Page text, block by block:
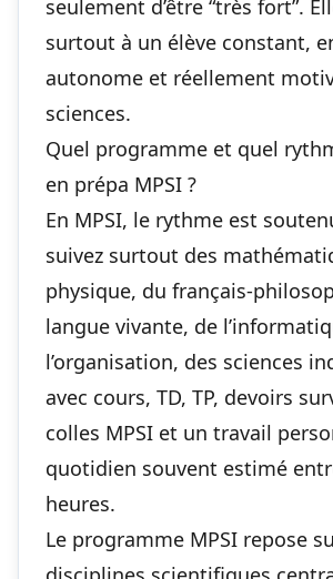
seulement d’être “très fort”.
surtout à un élève constant,
autonome et réellement
sciences.
Quel programme et quel
en prépa MPSI ?
En MPSI, le rythme est
suivez surtout des
physique, du français-
langue vivante, de
l’organisation, des sciences
avec cours, TD, TP, devoirs
colles MPSI et un travail
quotidien souvent estimé
heures.
Le programme MPSI repose